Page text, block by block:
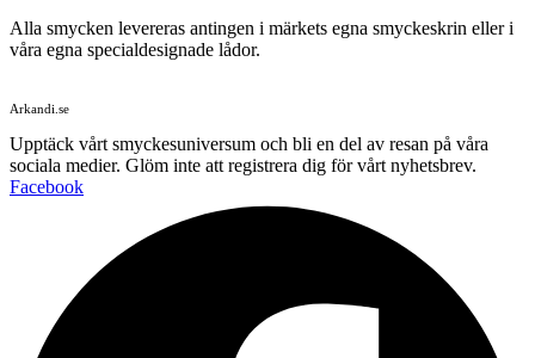
Alla smycken levereras antingen i märkets egna smyckeskrin eller i
våra egna specialdesignade lådor.
Arkandi.se
Upptäck vårt smyckesuniversum och bli en del av resan på våra
sociala medier. Glöm inte att registrera dig för vårt nyhetsbrev.
Facebook